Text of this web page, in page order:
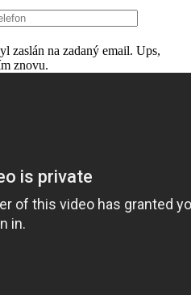
zaslán na zadaný email. Ups,
znovu.